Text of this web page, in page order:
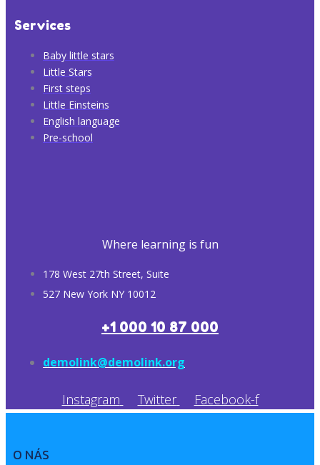
Services
Baby little stars
Little Stars
First steps
Little Einsteins
English language
Pre-school
Where learning is fun
178 West 27th Street, Suite
527 New York NY 10012
+1 000 10 87 000
demolink@demolink.org
Instagram Twitter Facebook-f
O NÁS